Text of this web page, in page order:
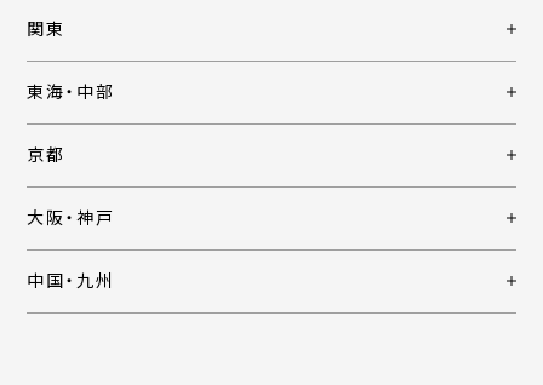
関東
東海・中部
京都
大阪・神戸
中国・九州